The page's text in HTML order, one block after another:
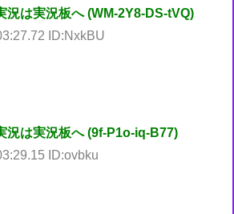
況は実況板へ (WM-2Y8-DS-tVQ)
ID:NxkBU
況は実況板へ (9f-P1o-iq-B77)
ID:ovbku